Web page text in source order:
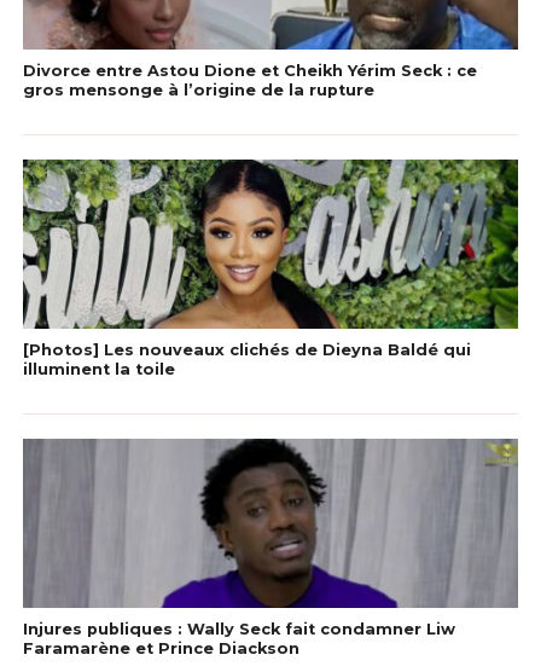
Divorce entre Astou Dione et Cheikh Yérim Seck : ce
gros mensonge à l’origine de la rupture
[Photos] Les nouveaux clichés de Dieyna Baldé qui
illuminent la toile
Injures publiques : Wally Seck fait condamner Liw
Faramarène et Prince Diackson